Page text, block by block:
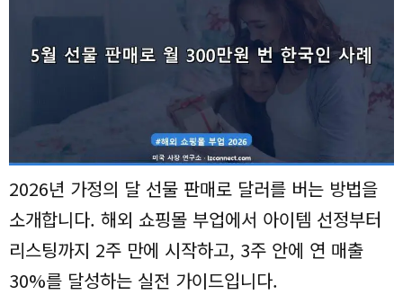
2026년 가정의 달 선물 판매로 달러를 버는 방법을
소개합니다. 해외 쇼핑몰 부업에서 아이템 선정부터
리스팅까지 2주 만에 시작하고, 3주 안에 연 매출
30%를 달성하는 실전 가이드입니다.